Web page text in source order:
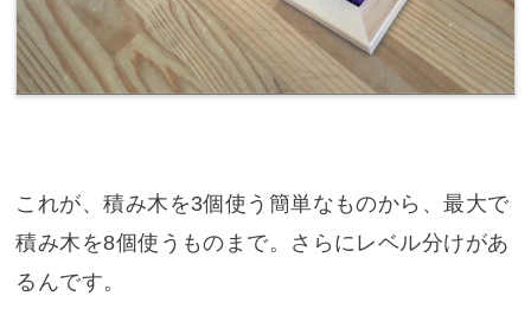
これが、積み木を3個使う簡単なものから、最大で
積み木を8個使うものまで。さらにレベル分けがあ
るんです。